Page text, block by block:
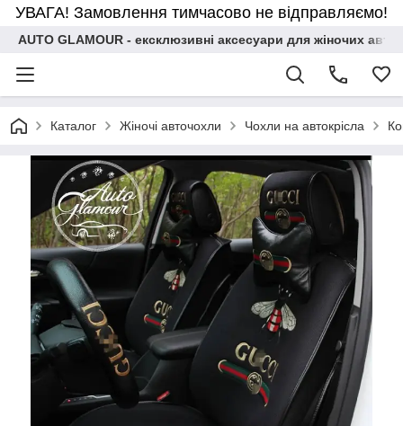
УВАГА! Замовлення тимчасово не відправляємо!
AUTO GLAMOUR - ексклюзивні аксесуари для жіночих
Каталог Жіночі авточохли Чохли на автокрісла